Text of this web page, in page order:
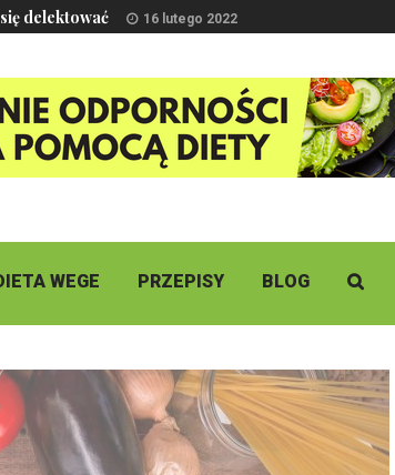
delektować 16 lutego 2022
WEGE PRZEPISY BLOG